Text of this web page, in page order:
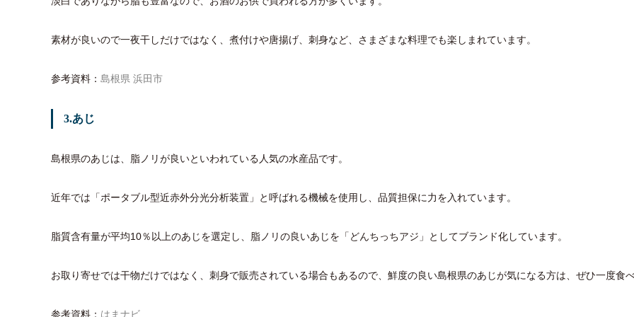
素材が良いので一夜干しだけではなく、煮付けや唐揚げ、刺身など、さまざまな料理でも楽しまれています。
参考資料： 島根県 浜田市
3.あじ
島根県のあじは、脂ノリが良いといわれている人気の水産品です。
近年では「ポータブル型近赤外分光分析装置」と呼ばれる機械を使用し、品質担保に力を入れています。
脂質含有量が平均10％以上のあじを選定し、脂ノリの良いあじを「どんちっちアジ」としてブランド化しています。
お取り寄せでは干物だけではなく、刺身で販売されている場合もあるので、鮮度の良い島根県のあじが気になる方は、ぜひ一度食
参考資料： はまナビ